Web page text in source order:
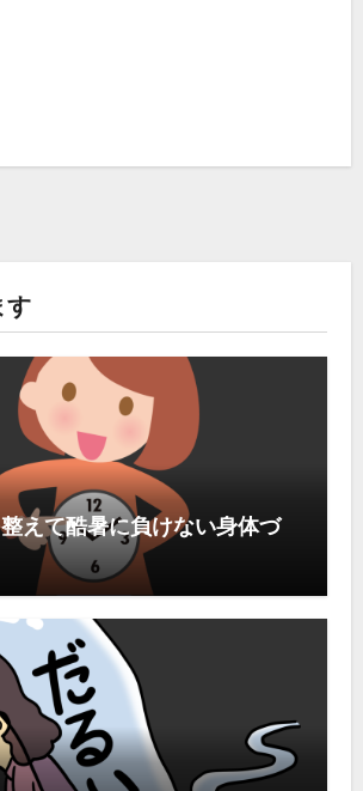
す
えて酷暑に負けない身体づ